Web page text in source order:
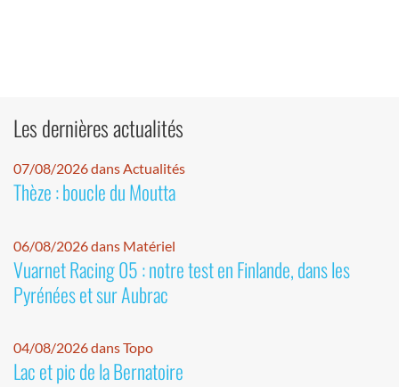
Les dernières actualités
07/08/2026 dans Actualités
Thèze : boucle du Moutta
06/08/2026 dans Matériel
Vuarnet Racing 05 : notre test en Finlande, dans les
Pyrénées et sur Aubrac
04/08/2026 dans Topo
Lac et pic de la Bernatoire